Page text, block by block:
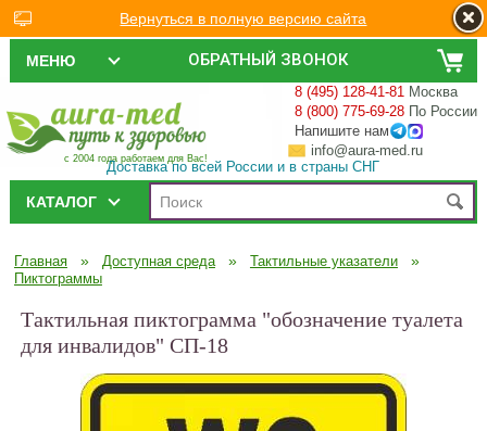
ОБРАТНЫЙ ЗВОНОК
МЕНЮ
с 2004 года работаем для Вас!
8 (495) 128-41-81 Москва
8 (800) 775-69-28 По России
Напишите нам
info@aura-med.ru
Доставка по всей России и в страны СНГ
КАТАЛОГ
Главная » Доступная среда » Тактильные указатели »
Пиктограммы
Тактильная пиктограмма "обозначение туалета
для инвалидов" СП-18
Вернуться в полную версию сайта